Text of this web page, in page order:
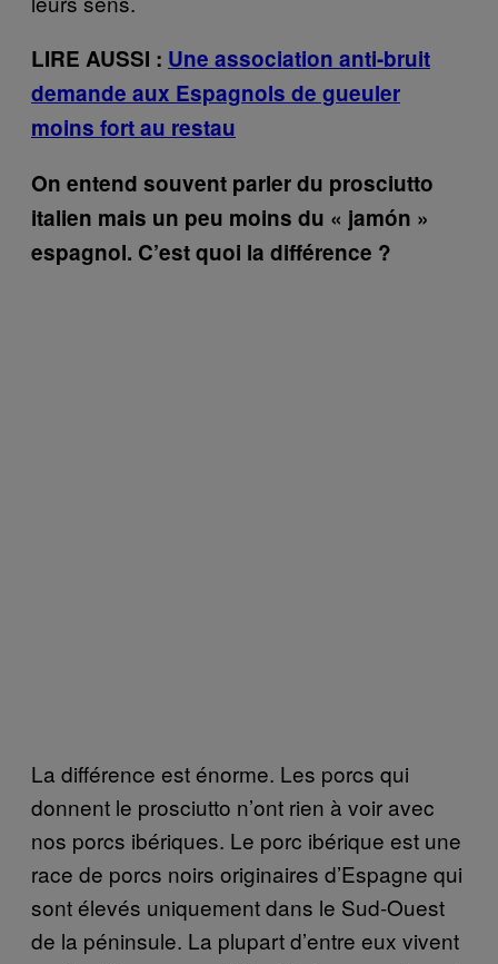
LIRE AUSSI : Une association anti-bruit
demande aux Espagnols de gueuler
moins fort au restau
On entend souvent parler du prosciutto
italien mais un peu moins du « jamón »
espagnol. C’est quoi la différence ?
La différence est énorme. Les porcs qui
donnent le prosciutto n’ont rien à voir avec
nos porcs ibériques. Le porc ibérique est une
race de porcs noirs originaires d’Espagne qui
sont élevés uniquement dans le Sud-Ouest
de la péninsule. La plupart d’entre eux vivent